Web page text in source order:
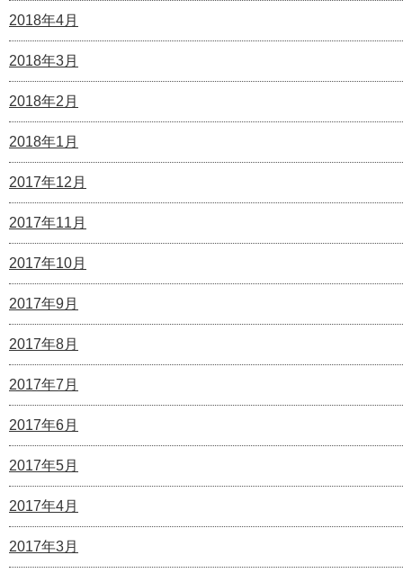
2018年4月
2018年3月
2018年2月
2018年1月
2017年12月
2017年11月
2017年10月
2017年9月
2017年8月
2017年7月
2017年6月
2017年5月
2017年4月
2017年3月